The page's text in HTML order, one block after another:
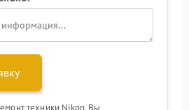
техники Nikon, Вы